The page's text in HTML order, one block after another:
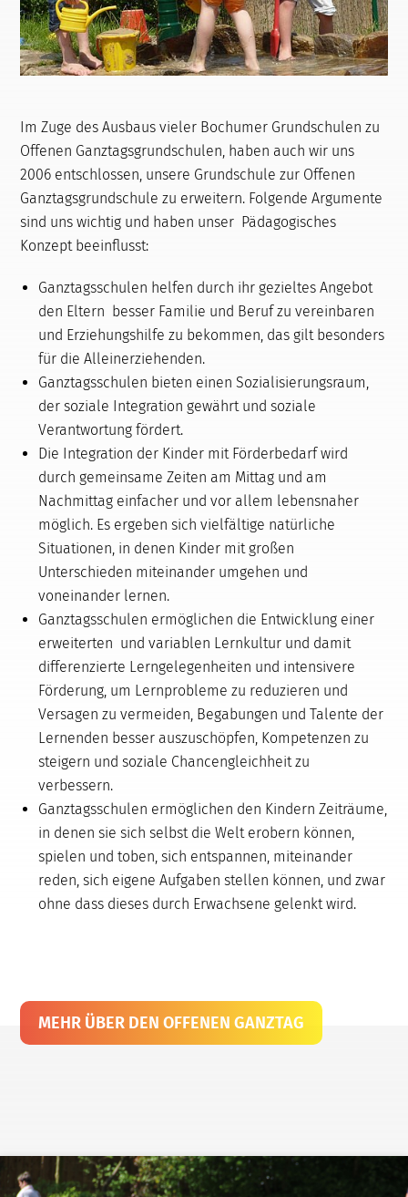
Im Zuge des Ausbaus vieler Bochumer Grundschulen zu
Offenen Ganztagsgrundschulen, haben auch wir uns
2006 entschlossen, unsere Grundschule zur Offenen
Ganztagsgrundschule zu erweitern. Folgende Argumente
sind uns wichtig und haben unser Pädagogisches
Konzept beeinflusst:
Ganztagsschulen helfen durch ihr gezieltes Angebot
den Eltern besser Familie und Beruf zu vereinbaren
und Erziehungshilfe zu bekommen, das gilt besonders
für die Alleinerziehenden.
Ganztagsschulen bieten einen Sozialisierungsraum,
der soziale Integration gewährt und soziale
Verantwortung fördert.
Die Integration der Kinder mit Förderbedarf wird
durch gemeinsame Zeiten am Mittag und am
Nachmittag einfacher und vor allem lebensnaher
möglich. Es ergeben sich vielfältige natürliche
Situationen, in denen Kinder mit großen
Unterschieden miteinander umgehen und
voneinander lernen.
Ganztagsschulen ermöglichen die Entwicklung einer
erweiterten und variablen Lernkultur und damit
differenzierte Lerngelegenheiten und intensivere
Förderung, um Lernprobleme zu reduzieren und
Versagen zu vermeiden, Begabungen und Talente der
Lernenden besser auszuschöpfen, Kompetenzen zu
steigern und soziale Chancengleichheit zu
verbessern.
Ganztagsschulen ermöglichen den Kindern Zeiträume,
in denen sie sich selbst die Welt erobern können,
spielen und toben, sich entspannen, miteinander
reden, sich eigene Aufgaben stellen können, und zwar
ohne dass dieses durch Erwachsene gelenkt wird.
MEHR ÜBER DEN OFFENEN GANZTAG